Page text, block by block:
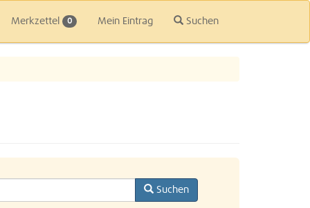
Merkzettel 0 Mein Eintrag Suchen
Suchen